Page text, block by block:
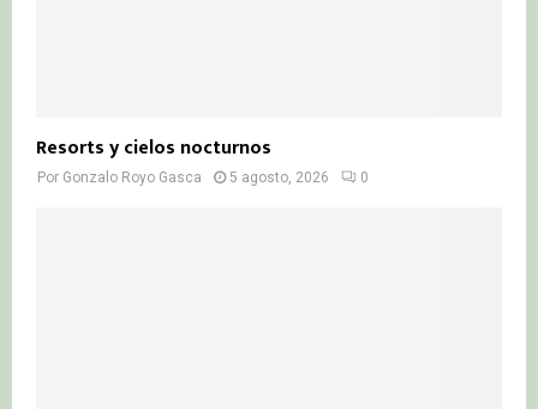
Resorts y cielos nocturnos
Por Gonzalo Royo Gasca 5 agosto, 2026 0